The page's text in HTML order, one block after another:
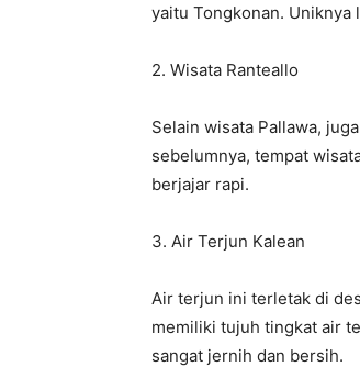
yaitu Tongkonan. Uniknya
2. Wisata Ranteallo
Selain wisata Pallawa,
sebelumnya, tempat
berjajar rapi.
3. Air Terjun Kalean
Air terjun ini terletak di
memiliki tujuh tingkat air
sangat jernih dan bersih.